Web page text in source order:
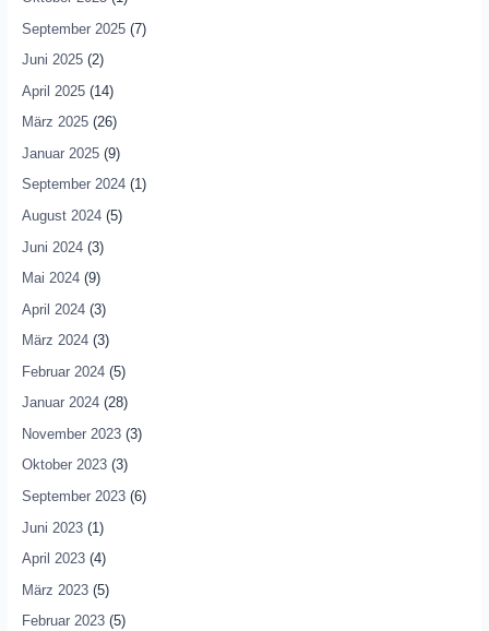
September 2025(7)
Juni 2025(2)
April 2025(14)
März 2025(26)
Januar 2025(9)
September 2024(1)
August 2024(5)
Juni 2024(3)
Mai 2024(9)
April 2024(3)
März 2024(3)
Februar 2024(5)
Januar 2024(28)
November 2023(3)
Oktober 2023(3)
September 2023(6)
Juni 2023(1)
April 2023(4)
März 2023(5)
Februar 2023(5)